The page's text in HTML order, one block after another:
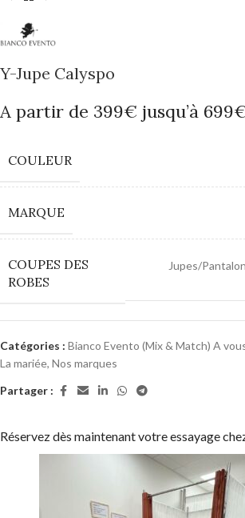
Y-Jupe Calyspo
A partir de 399€ jusqu’à
COULEUR
MARQUE
COUPES DES
ROBES
Jupes/
Catégories : Bianco Evento (Mix & Match) A
La mariée, Nos marques
Partager :
Réservez dès maintenant votre essayage